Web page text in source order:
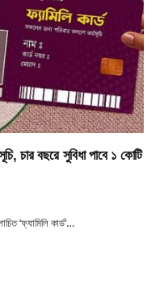
চার বছরে সুবিধা পাবে ১ কোটি
‘ফ্যামিলি কার্ড’…